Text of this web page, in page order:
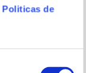
Politicas de